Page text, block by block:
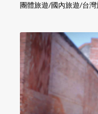
團體旅遊/國內旅遊/台灣